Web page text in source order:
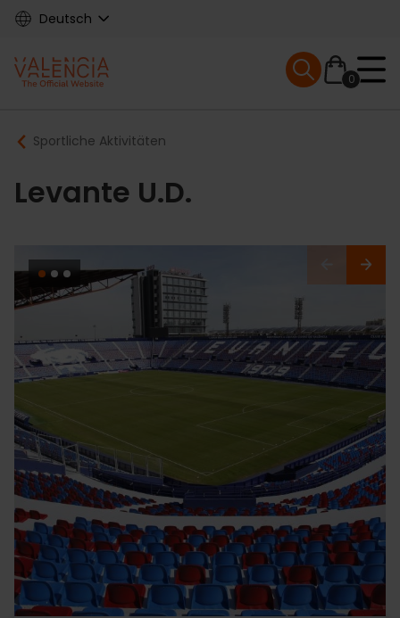
Skip
content
Deutsch
Main
navigation
0
Mobile menu
Breadcrumb
Sportliche Aktivitäten
Levante U.D.